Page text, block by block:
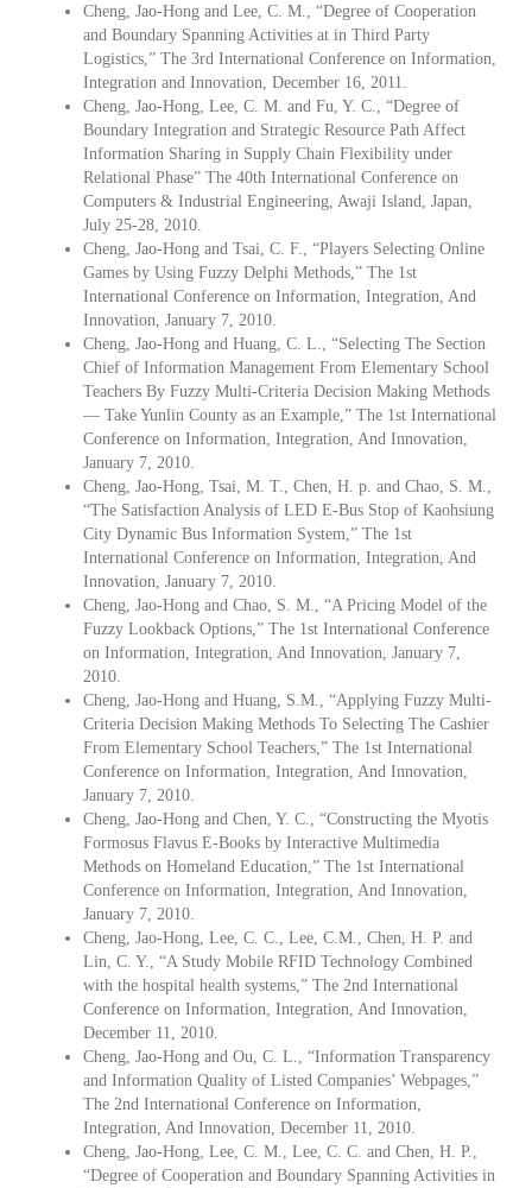
Cheng, Jao-Hong and Lee, C. M., “Degree of Cooperation
and Boundary Spanning Activities at in Third Party
Logistics,” The 3rd International Conference on Information,
Integration and Innovation, December 16, 2011.
Cheng, Jao-Hong, Lee, C. M. and Fu, Y. C., “Degree of
Boundary Integration and Strategic Resource Path Affect
Information Sharing in Supply Chain Flexibility under
Relational Phase” The 40th International Conference on
Computers & Industrial Engineering, Awaji Island, Japan,
July 25-28, 2010.
Cheng, Jao-Hong and Tsai, C. F., “Players Selecting Online
Games by Using Fuzzy Delphi Methods,” The 1st
International Conference on Information, Integration, And
Innovation, January 7, 2010.
Cheng, Jao-Hong and Huang, C. L., “Selecting The Section
Chief of Information Management From Elementary School
Teachers By Fuzzy Multi-Criteria Decision Making Methods
— Take Yunlin County as an Example,” The 1st International
Conference on Information, Integration, And Innovation,
January 7, 2010.
Cheng, Jao-Hong, Tsai, M. T., Chen, H. p. and Chao, S. M.,
“The Satisfaction Analysis of LED E-Bus Stop of Kaohsiung
City Dynamic Bus Information System,” The 1st
International Conference on Information, Integration, And
Innovation, January 7, 2010.
Cheng, Jao-Hong and Chao, S. M., “A Pricing Model of the
Fuzzy Lookback Options,” The 1st International Conference
on Information, Integration, And Innovation, January 7,
2010.
Cheng, Jao-Hong and Huang, S.M., “Applying Fuzzy Multi-
Criteria Decision Making Methods To Selecting The Cashier
From Elementary School Teachers,” The 1st International
Conference on Information, Integration, And Innovation,
January 7, 2010.
Cheng, Jao-Hong and Chen, Y. C., “Constructing the Myotis
Formosus Flavus E-Books by Interactive Multimedia
Methods on Homeland Education,” The 1st International
Conference on Information, Integration, And Innovation,
January 7, 2010.
Cheng, Jao-Hong, Lee, C. C., Lee, C.M., Chen, H. P. and
Lin, C. Y., “A Study Mobile RFID Technology Combined
with the hospital health systems,” The 2nd International
Conference on Information, Integration, And Innovation,
December 11, 2010.
Cheng, Jao-Hong and Ou, C. L., “Information Transparency
and Information Quality of Listed Companies’ Webpages,”
The 2nd International Conference on Information,
Integration, And Innovation, December 11, 2010.
Cheng, Jao-Hong, Lee, C. M., Lee, C. C. and Chen, H. P.,
“Degree of Cooperation and Boundary Spanning Activities in